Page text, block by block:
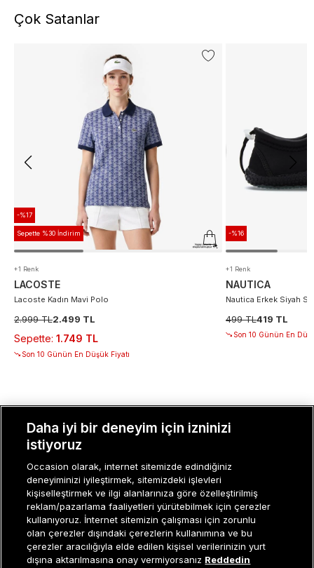
Çok Satanlar
-%17
Sepette %30 İndirim
+1 Renk
LACOSTE
Lacoste Kadın Mavi Polo
2.999 TL2.499 TL
Sepette: 1.749 TL
Son 10 Günün En Düşük Fiyatı
-%16
+1 Renk
NAUTICA
Nautica Erkek Siyah
499 TL419 TL
Son 10 Günün En
MÜŞTERI İLIŞKILERI
KURUMSAL
KADIN KATEGORILER
GRUP MARKALAR
ERKEK KATEGORILER
Daha iyi bir deneyim için izninizi
istiyoruz
Occasion olarak, internet sitemizde edindiğiniz
deneyiminizi iyileştirmek, sitemizdeki işlevleri
kişiselleştirmek ve ilgi alanlarınıza göre özelleştirilmiş
reklam/pazarlama faaliyetleri yürütebilmek için çerezler
kullanıyoruz. İnternet sitemizin çalışması için zorunlu
olan çerezler dışındaki çerezlerin kullanımına ve bu
çerezler aracılığıyla elde edilen kişisel verilerinizin yurt
dışına aktarılmasına onay vermiyorsanız Reddedin